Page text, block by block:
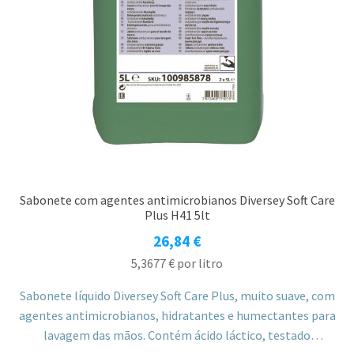
Sabonete com agentes antimicrobianos Diversey Soft Care
Plus H41 5lt
26,84 €
5,3677€ por litro
Sabonete líquido Diversey Soft Care Plus, muito suave, com
agentes antimicrobianos, hidratantes e humectantes para
lavagem das mãos. Contém ácido láctico, testado